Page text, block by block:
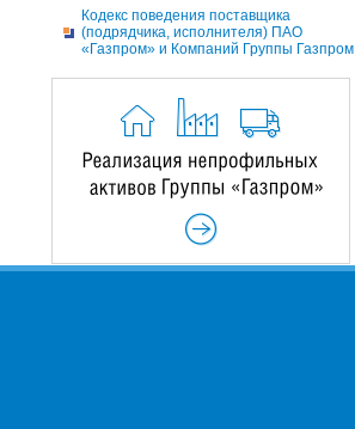
Кодекс поведения поставщика
(подрядчика, исполнителя) ПАО
«Газпром» и Компаний Группы Газпром